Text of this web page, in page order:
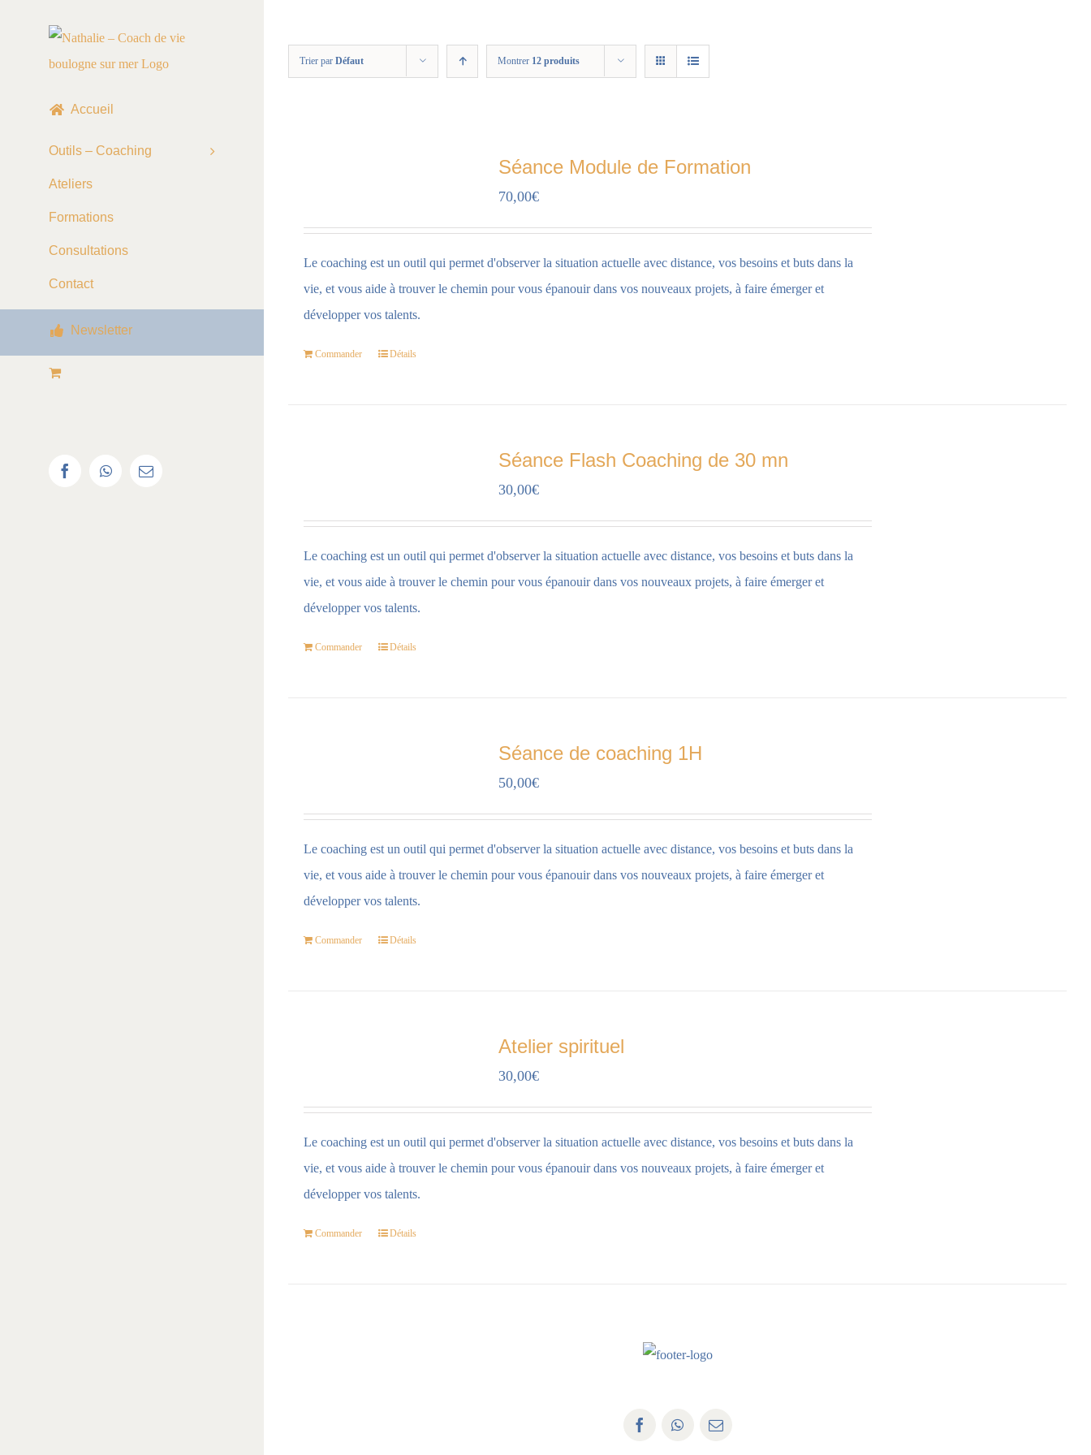
Accueil
Outils – Coaching
Ateliers
Formations
Consultations
Contact
Newsletter
facebookwhatsappEmail
Trier par Défaut Montrer 12 produits
Séance Module de Formation
70,00€
Le coaching est un outil qui permet d'observer la situation actuelle avec distance, vos besoins et buts dans la
vie, et vous aide à trouver le chemin pour vous épanouir dans vos nouveaux projets, à faire émerger et
développer vos talents.
Commander Détails
Séance Flash Coaching de 30 mn
30,00€
Le coaching est un outil qui permet d'observer la situation actuelle avec distance, vos besoins et buts dans la
vie, et vous aide à trouver le chemin pour vous épanouir dans vos nouveaux projets, à faire émerger et
développer vos talents.
Commander Détails
Séance de coaching 1H
50,00€
Le coaching est un outil qui permet d'observer la situation actuelle avec distance, vos besoins et buts dans la
vie, et vous aide à trouver le chemin pour vous épanouir dans vos nouveaux projets, à faire émerger et
développer vos talents.
Commander Détails
Atelier spirituel
30,00€
Le coaching est un outil qui permet d'observer la situation actuelle avec distance, vos besoins et buts dans la
vie, et vous aide à trouver le chemin pour vous épanouir dans vos nouveaux projets, à faire émerger et
développer vos talents.
Commander Détails